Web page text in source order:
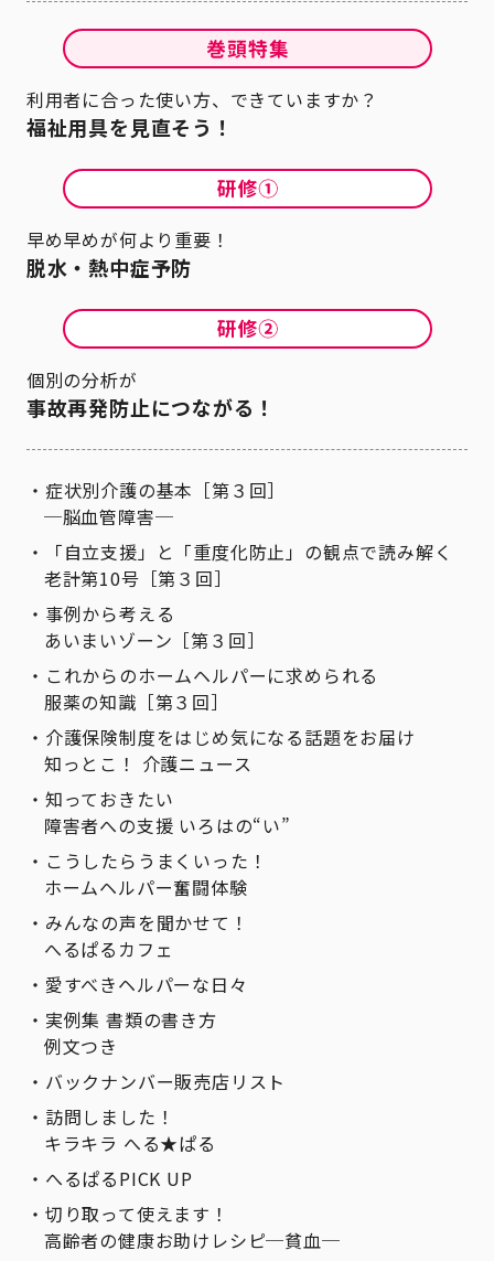
利用者に合った使い方、できていますか？
福祉用具を見直そう！
早め早めが何より重要！
脱水・熱中症予防
個別の分析が
事故再発防止につながる！
症状別介護の基本［第３回］
─脳血管障害─
「自立支援」と「重度化防止」の観点で読み解く
老計第10号［第３回］
事例から考える
あいまいゾーン［第３回］
これからのホームヘルパーに求められる
服薬の知識［第３回］
介護保険制度をはじめ気になる話題をお届け
知っとこ！ 介護ニュース
知っておきたい
障害者への支援 いろはの“い”
こうしたらうまくいった！
ホームヘルパー奮闘体験
みんなの声を聞かせて！
へるぱるカフェ
愛すべきヘルパーな日々
実例集 書類の書き方
例文つき
バックナンバー販売店リスト
訪問しました！
キラキラ へる★ぱる
へるぱるPICK UP
切り取って使えます！
高齢者の健康お助けレシピ─貧血─